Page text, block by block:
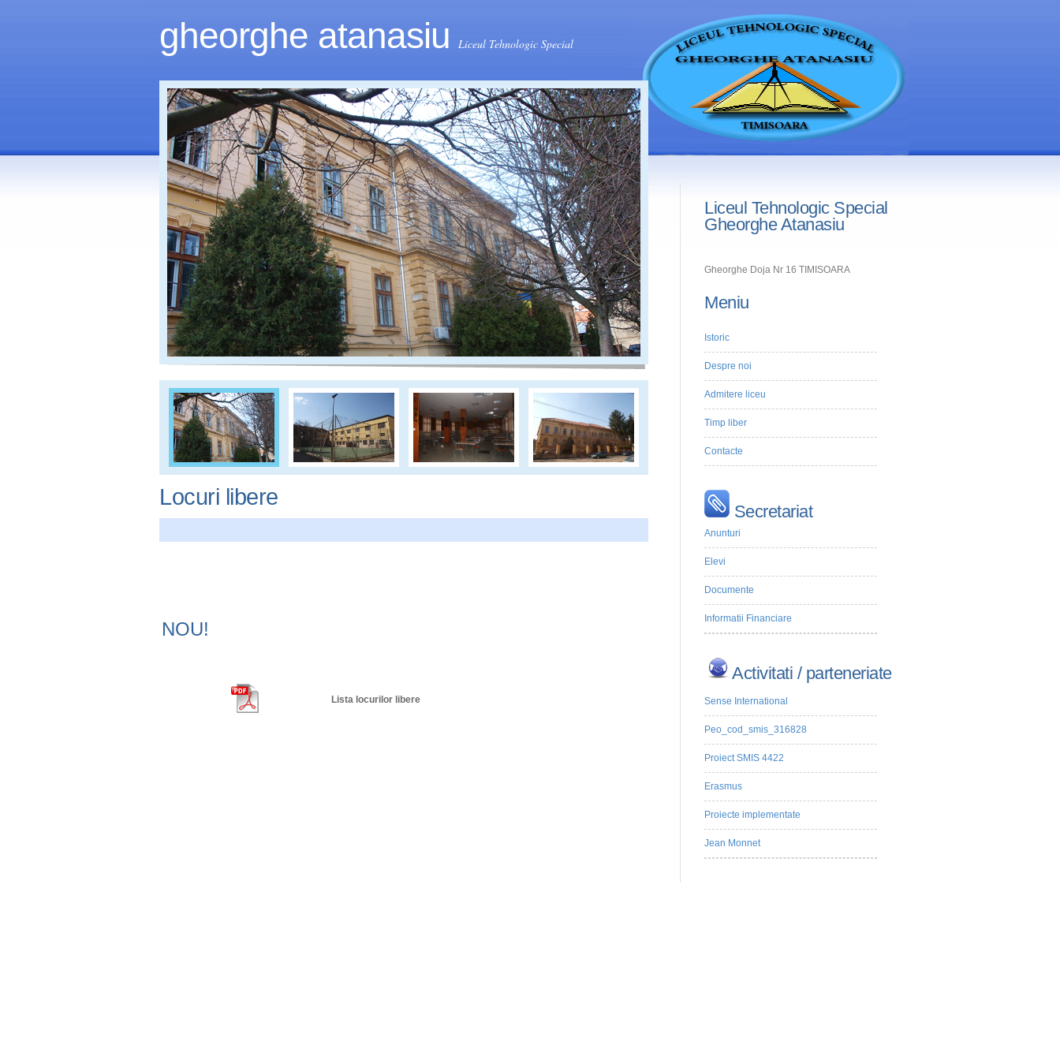
gheorghe atanasiu Liceul Tehnologic Special
Locuri libere
NOU!
Lista locurilor libere
Liceul Tehnologic Special
Gheorghe Atanasiu
Gheorghe Doja Nr 16 TIMISOARA
Meniu
Istoric
Despre noi
Admitere liceu
Timp liber
Contacte
Secretariat
Anunturi
Elevi
Documente
Informatii Financiare
Activitati / parteneriate
Sense International
Peo_cod_smis_316828
Proiect SMIS 4422
Erasmus
Proiecte implementate
Jean Monnet